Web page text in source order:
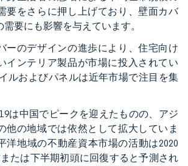
要をさらに押し上げており、壁面カバ
要にも影響を与えています。
ーのデザインの進歩により、住宅向け
インテリア製品が市場に投入されてい
ルおよびパネルは近年市場で注目を集
は中国でピークを迎えたものの、アジ
他の地域では依然として拡大していま
洋地域の不動産資本市場の活動は2020
たは下半期初頭に回復すると予測され